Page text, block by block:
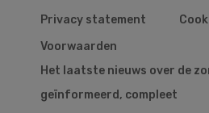
Privacy statement
Voorwaarden
Het laatste nieuws over de
geïnformeerd, compleet